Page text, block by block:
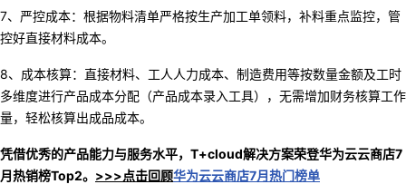
7、严控成本：根据物料清单严格按生产加工单领料，补料重点监控，管
控好直接材料成本。
8、成本核算：直接材料、工人人力成本、制造费用等按数量金额及工时
多维度进行产品成本分配（产品成本录入工具），无需增加财务核算工作
量，轻松核算出成品成本。
凭借优秀的产品能力与服务水平，T+cloud解决方案荣登华为云云商店7
月热销榜Top2。 >>>点击回顾华为云云商店7月热门榜单